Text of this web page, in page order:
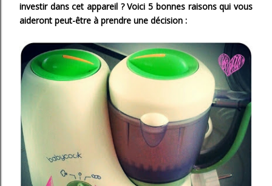
investir dans cet appareil ? Voici 5 bonnes raisons qui vous
aideront peut-être à prendre une décision :